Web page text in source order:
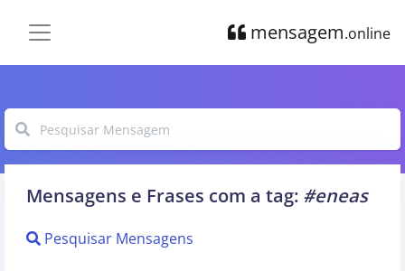
mensagem.online
Mensagens e Frases com a tag: #eneas
Pesquisar Mensagens